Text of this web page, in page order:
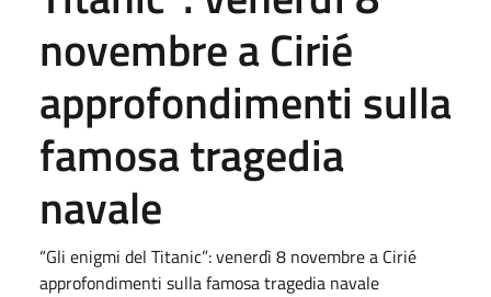
novembre a Cirié
approfondimenti sulla
famosa tragedia
navale
“Gli enigmi del Titanic”: venerdì 8 novembre a Cirié
approfondimenti sulla famosa tragedia navale